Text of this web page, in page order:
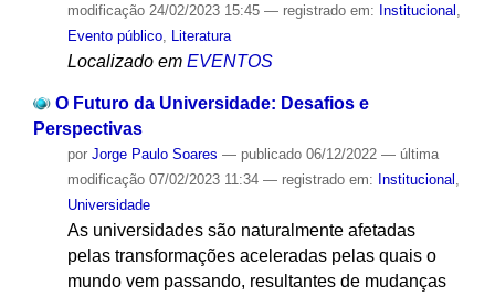
modificação24/02/2023 15:45 — registrado em: Institucional
Evento público, Literatura
Localizado em EVENTOS
O Futuro da Universidade: Desafios e
Perspectivas
por Jorge Paulo Soares — publicado06/12/2022 — última
modificação07/02/2023 11:34 — registrado em: Institucional ,
Universidade
As universidades são naturalmente afetadas
pelas transformações aceleradas pelas quais o
mundo vem passando, resultantes de mudanças